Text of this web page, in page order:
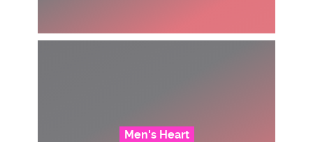
Men's Heart